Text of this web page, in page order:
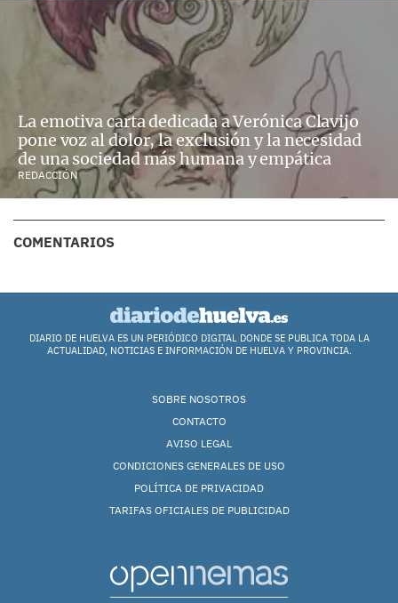
La emotiva carta dedicada a Verónica Clavijo
pone voz al dolor, la exclusión y la necesidad
de una sociedad más humana y empática
REDACCIÓN
COMENTARIOS
DIARIO DE HUELVA ES UN PERIÓDICO DIGITAL DONDE SE PUBLICA TODA LA
ACTUALIDAD, NOTICIAS E INFORMACIÓN DE HUELVA Y PROVINCIA.
SOBRE NOSOTROS
CONTACTO
AVISO LEGAL
CONDICIONES GENERALES DE USO
POLÍTICA DE PRIVACIDAD
TARIFAS OFICIALES DE PUBLICIDAD